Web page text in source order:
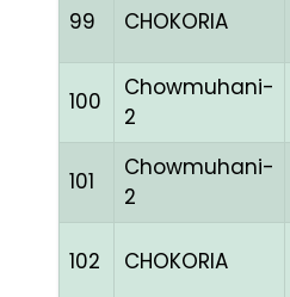
99 CHOKORIA
100
Chowmuhani-
2
101
Chowmuhani-
2
102 CHOKORIA